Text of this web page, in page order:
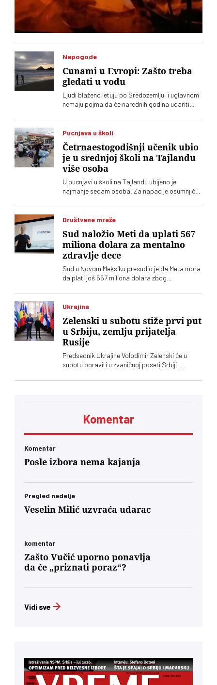
Nepogode
Cunami u Evropi: Zašto treba
gledati u vodu
Ljudi blaženo letuju po Sredozemlju, i uglavnom
nemaju pojma da će narednih godina udariti
životom
Pucnjava u školi
Četrnaestogodišnji učenik ubio
je u srednjoj školi na Tajlandu
više osoba
U pucnjavi u školi na Tajlandu ubijeno je
najmanje sedam osoba. Za napad je osumnjičen
Društvene mreže
Sud naložio Meti da uplati 567
miliona dolara za mentalno
zdravlje dece
Sud u Novom Meksiku presudio je da Meta mora
da plati još 567 miliona dolara zbog
platformama. Kompnija odbacuje optužbe i
najavljuje žalbu
Ukrajina
Zelenski u subotu stiže prvi put
u Srbiju, zemlju prijatelja
Rusije
Predsednik Ukrajine Volodimir Zelenski će u
subotu boraviti u zvaničnoj poseti Srbiji.
Vučić, saopštila je služba za saradnju sa
Komentar
Komentar
Posle izbora nema kajanja
Pregled nedelje
Veselin Milić uzvraća udarac
komentar
Zašto Vučić uporno ponavlja
da će „priznati poraz“?
Vidi sve